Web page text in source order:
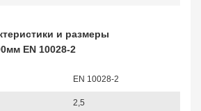
и размеры
EN 10028-2
EN 10028-2
2,5